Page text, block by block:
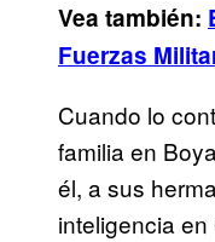
Vea también:
Fuerzas
Cuando lo
familia en
él, a sus
inteligencia